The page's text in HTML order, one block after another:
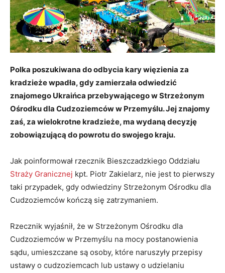
Polka poszukiwana do odbycia kary więzienia za
kradzieże wpadła, gdy zamierzała odwiedzić
znajomego Ukraińca przebywającego w Strzeżonym
Ośrodku dla Cudzoziemców w Przemyślu. Jej znajomy
zaś, za wielokrotne kradzieże, ma wydaną decyzję
zobowiązującą do powrotu do swojego kraju.
Jak poinformował rzecznik Bieszczadzkiego Oddziału
Straży Granicznej kpt. Piotr Zakielarz, nie jest to pierwszy
taki przypadek, gdy odwiedziny Strzeżonym Ośrodku dla
Cudzoziemców kończą się zatrzymaniem.
Rzecznik wyjaśnił, że w Strzeżonym Ośrodku dla
Cudzoziemców w Przemyślu na mocy postanowienia
sądu, umieszczane są osoby, które naruszyły przepisy
ustawy o cudzoziemcach lub ustawy o udzielaniu